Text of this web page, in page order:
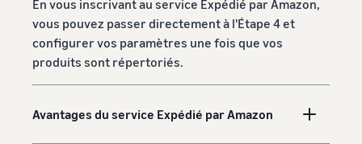
En vous inscrivant au service Expédié par Amazon,
vous pouvez passer directement à l'Étape 4 et
configurer vos paramètres une fois que vos
produits sont répertoriés.
Avantages du service Expédié par Amazon